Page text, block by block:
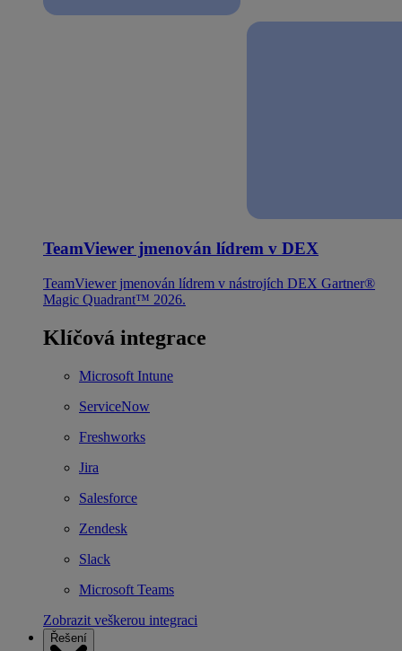
TeamViewer jmenován lídrem v DEX
TeamViewer jmenován lídrem v nástrojích DEX Gartner®
Magic Quadrant™ 2026.
Klíčová integrace
Microsoft Intune
ServiceNow
Freshworks
Jira
Salesforce
Zendesk
Slack
Microsoft Teams
Zobrazit veškerou integraci
Řešení